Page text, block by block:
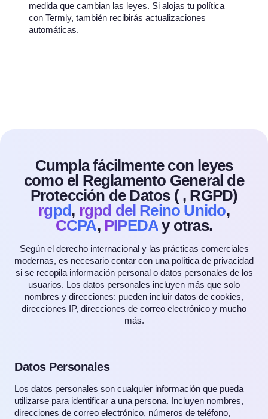
medida que cambian las leyes. Si alojas tu política
con Termly, también recibirás actualizaciones
automáticas.
Cumpla fácilmente con leyes
como el Reglamento General de
Protección de Datos ( , RGPD)
rgpd, rgpd del Reino Unido,
CCPA, PIPEDA y otras.
Según el derecho internacional y las prácticas comerciales
modernas, es necesario contar con una política de privacidad
si se recopila información personal o datos personales de los
usuarios. Los datos personales incluyen más que solo
nombres y direcciones: pueden incluir datos de cookies,
direcciones IP, direcciones de correo electrónico y mucho
más.
Datos Personales
Los datos personales son cualquier información que pueda
utilizarse para identificar a una persona. Incluyen nombres,
direcciones de correo electrónico, números de teléfono,